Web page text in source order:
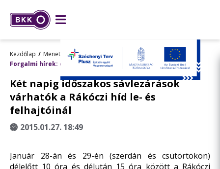
Kezdőlap
Menetrend, utazástervezés
Forgalmi hírek: előre tervezett változások
Két napig időszakos sávlezárások
várhatók a Rákóczi híd le- és
felhajtóinál
2015.01.27. 18:49
Január 28-án és 29-én (szerdán és csütörtökön)
délelőtt 10 óra és délután 15 óra között a Rákóczi